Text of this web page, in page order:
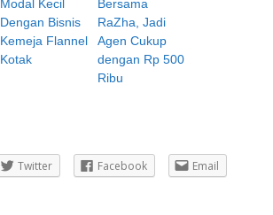
Modal Kecil
Dengan Bisnis
Kemeja Flannel
Kotak
Bersama
RaZha, Jadi
Agen Cukup
dengan Rp 500
Ribu
Twitter Facebook Email